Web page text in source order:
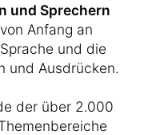
und Sprechern
Anfang an
und die
und Ausdrücken.
der über 2.000